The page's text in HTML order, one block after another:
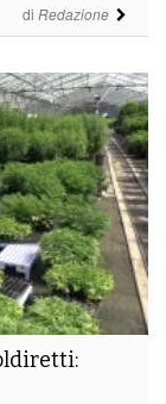
di Redazione